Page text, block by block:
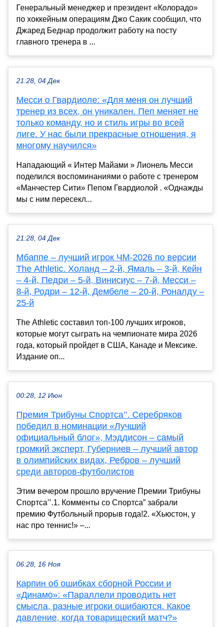
Генеральный менеджер и президент «Колорадо»
по хоккейным операциям Джо Сакик сообщил, что
Джаред Беднар продолжит работу на посту
главного тренера в ...
21:28, 04 Дек
Месси о Гвардиоле: «Для меня он лучший
тренер из всех, он уникален. Пеп меняет не
только команду, но и стиль игры во всей
лиге. У нас были прекрасные отношения, я
многому научился»
Нападающий « Интер Майами » Лионель Месси
поделился воспоминаниями о работе с тренером
«Манчестер Сити» Пепом Гвардиолой . «Однажды
мы с ним пересекл...
21:28, 04 Дек
Мбаппе – лучший игрок ЧМ-2026 по версии
The Athletic. Холанд – 2-й, Ямаль – 3-й, Кейн
– 4-й, Педри – 5-й, Винисиус – 7-й, Месси –
8-й, Родри – 12-й, Дембеле – 20-й, Роналду –
25-й
The Athletic составил топ-100 лучших игроков,
которые могут сыграть на чемпионате мира 2026
года, который пройдет в США, Канаде и Мексике.
Издание оп...
00:28, 12 Июн
Премия Трибуны Спортса’’. Серебряков
победил в номинации «Лучший
официальный блог», Мэддисон – самый
громкий эксперт, Губерниев – лучший автор
в олимпийских видах, Ребров – лучший
среди авторов-футболистов
Этим вечером прошло вручение Премии Трибуны
Спортса’’.1. Комменты со Спортса” забрали
премию Футбольный прорыв года!2. «Хьюстон, у
нас про теннис!» –...
06:28, 16 Ноя
Карпин об ошибках сборной России и
«Динамо»: «Параллели проводить нет
смысла, разные игроки ошибаются. Какое
давление, когда товарищеский матч?»